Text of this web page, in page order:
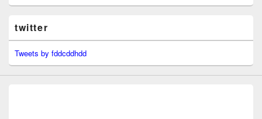
twitter
Tweets by fddcddhdd